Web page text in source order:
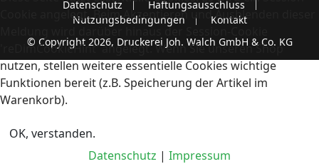
Datenschutz
Haftungsausschluss
Nutzungsbedingungen
Kontakt
© Copyright 2026, Druckerei Joh. Walch GmbH & Co. KG
Cookie angelegt. Beim Akzeptieren und Ausblenden dieser
Meldung wird darüber hinaus der Session-Cookie
'reDimCookieHint' angelegt. Wenn Sie unseren Shop
nutzen, stellen weitere essentielle Cookies wichtige
Funktionen bereit (z.B. Speicherung der Artikel im
Warenkorb).
OK, verstanden.
Datenschutz | Impressum